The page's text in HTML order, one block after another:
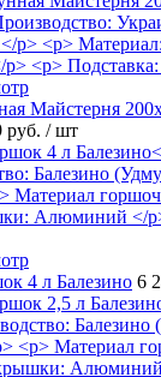
Майстерня
руб. / шт
4 л Балезино 6